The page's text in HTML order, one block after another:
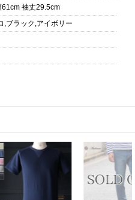
袖丈29.5cm
,ブラック,アイボリー